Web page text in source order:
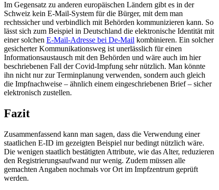
Im Gegensatz zu anderen europäischen Ländern gibt es in der
Schweiz kein E-Mail-System für die Bürger, mit dem man
rechtssicher und verbindlich mit Behörden kommunizieren kann. So
lässt sich zum Beispiel in Deutschland die elektronische Identität mit
einer solchen E-Mail-Adresse bei De-Mail kombinieren. Ein solcher
gesicherter Kommunikationsweg ist unerlässlich für einen
Informationsaustausch mit den Behörden und wäre auch im hier
beschriebenen Fall der Covid-Impfung sehr nützlich. Man könnte
ihn nicht nur zur Terminplanung verwenden, sondern auch gleich
die Impfnachweise – ähnlich einem eingeschriebenen Brief – sicher
elektronisch zustellen.
Fazit
Zusammenfassend kann man sagen, dass die Verwendung einer
staatlichen E-ID im gezeigten Beispiel nur bedingt nützlich wäre.
Die wenigen staatlich bestätigten Attribute, wie das Alter, reduzieren
den Registrierungsaufwand nur wenig. Zudem müssen alle
gemachten Angaben nochmals vor Ort im Impfzentrum geprüft
werden.